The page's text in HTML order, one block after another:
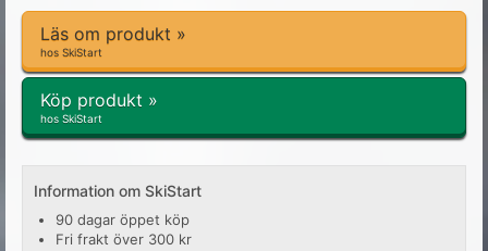
Läs om produkt »
hos SkiStart
Köp produkt »
hos SkiStart
Information om SkiStart
90 dagar öppet köp
Fri frakt över 300 kr